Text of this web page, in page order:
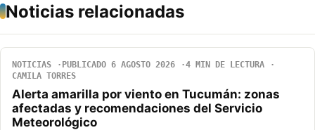
Noticias relacionadas
NOTICIAS PUBLICADO 6 AGOSTO 2026
4 MIN DE LECTURA
CAMILA TORRES
Alerta amarilla por viento en Tucumán: zonas
afectadas y recomendaciones del Servicio
Meteorológico